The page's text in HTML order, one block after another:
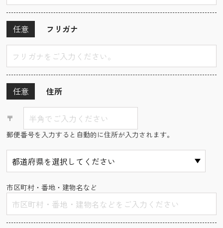
フリガナ
任意
住所
任意
〒
郵便番号を入力すると自動的に住所が入力されます。
市区町村・番地・建物名など